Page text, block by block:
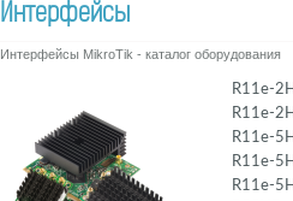
Интерфейсы
Интерфейсы MikroTik - каталог оборудования
R11e-
R11e-
R11e-
R11e-
R11e-